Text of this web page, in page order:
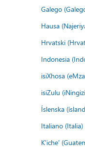
Galego
Hausa
Hrvatski
Indonesia
isiXhosa
isiZulu
Íslenska
Italiano (Italia)
K'iche'